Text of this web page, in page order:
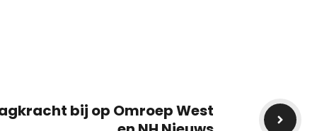
bij op Omroep West